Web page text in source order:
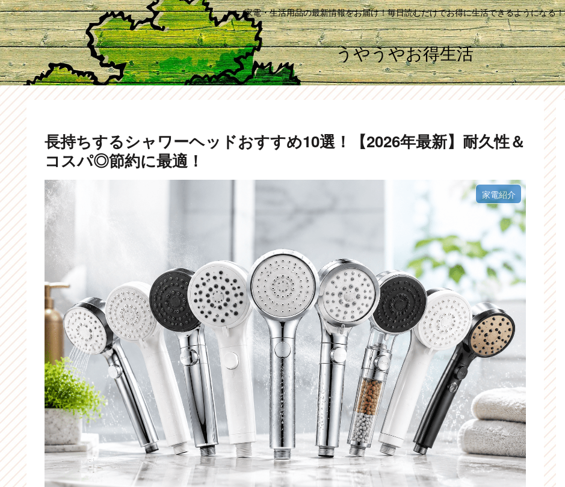
家電・生活用品の最新情報をお届け！毎日読むだけでお得に生活できるようになる！
うやうやお得生活
長持ちするシャワーヘッドおすすめ10選！【2026年最新】耐久性＆
コスパ◎節約に最適！
家電紹介